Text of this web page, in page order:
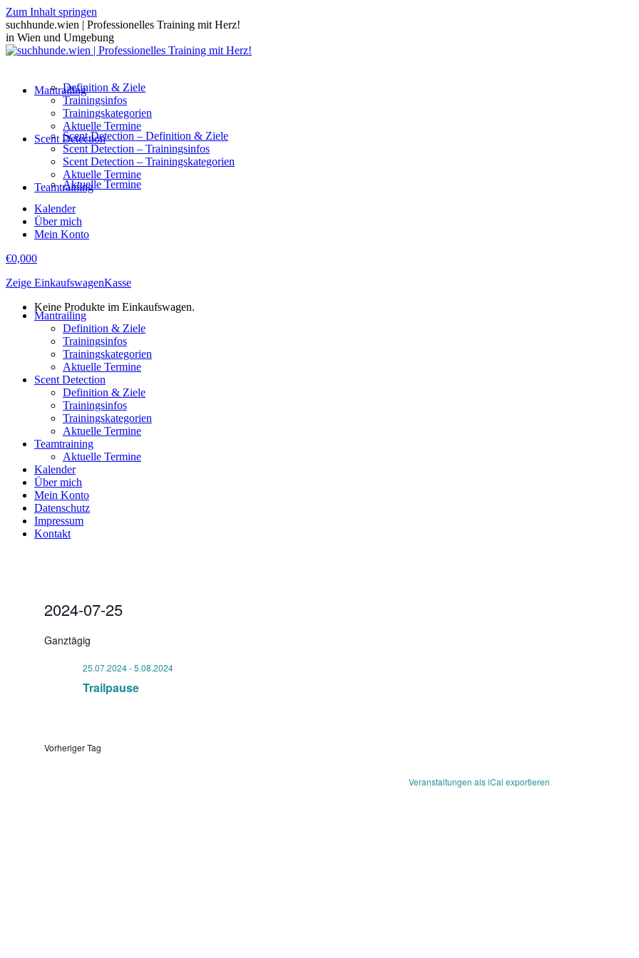
Zum Inhalt springen
suchhunde.wien | Professionelles Training mit Herz!
in Wien und Umgebung
MantrailingDefinition & Ziele
Trainingsinfos
Trainingskategorien
Aktuelle Termine
Scent Detection
Scent Detection – Definition & Ziele
Scent Detection – Trainingsinfos
Scent Detection – Trainingskategorien
Aktuelle Termine
TeamtrainingAktuelle Termine
Kalender
Über mich
Mein Konto
€0,000
Zeige EinkaufswagenKasse
Keine Produkte im Einkaufswagen.
Mantrailing
Definition & Ziele
Trainingsinfos
Trainingskategorien
Aktuelle Termine
Scent Detection
Definition & Ziele
Trainingsinfos
Trainingskategorien
Aktuelle Termine
Teamtraining
Aktuelle Termine
Kalender
Über mich
Mein Konto
Datenschutz
Impressum
Kontakt
2024-07-25
wählen.
Ganztägig
25.07.2024-5.08.2024
Trailpause
Vorheriger Tag
Veranstaltungen als iCal exportieren